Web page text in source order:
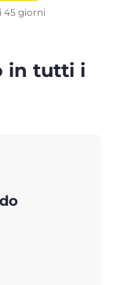
45 giorni
in tutti i